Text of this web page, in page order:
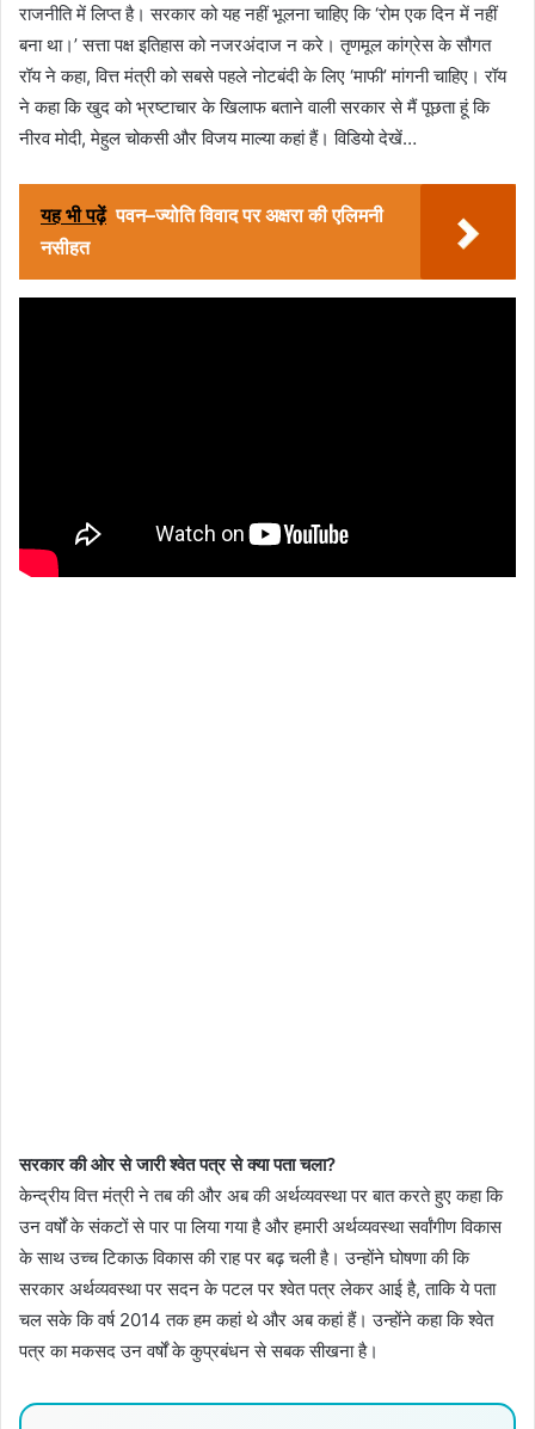
राजनीति में लिप्त है। सरकार को यह नहीं भूलना चाहिए कि ‘रोम एक दिन में नहीं
बना था।’ सत्ता पक्ष इतिहास को नजरअंदाज न करे। तृणमूल कांग्रेस के सौगत
रॉय ने कहा, वित्त मंत्री को सबसे पहले नोटबंदी के लिए ‘माफी’ मांगनी चाहिए। रॉय
ने कहा कि खुद को भ्रष्टाचार के खिलाफ बताने वाली सरकार से मैं पूछता हूं कि
नीरव मोदी, मेहुल चोकसी और विजय माल्या कहां हैं। विडियो देखें…
यह भी पढ़ें पवन–ज्योति विवाद पर अक्षरा की एलिमनी
नसीहत
सरकार की ओर से जारी श्वेत पत्र से क्या पता चला?
केन्द्रीय वित्त मंत्री ने तब की और अब की अर्थव्यवस्था पर बात करते हुए कहा कि
उन वर्षों के संकटों से पार पा लिया गया है और हमारी अर्थव्यवस्था सर्वांगीण विकास
के साथ उच्च टिकाऊ विकास की राह पर बढ़ चली है। उन्होंने घोषणा की कि
सरकार अर्थव्यवस्था पर सदन के पटल पर श्वेत पत्र लेकर आई है, ताकि ये पता
चल सके कि वर्ष 2014 तक हम कहां थे और अब कहां हैं। उन्होंने कहा कि श्वेत
पत्र का मकसद उन वर्षों के कुप्रबंधन से सबक सीखना है।